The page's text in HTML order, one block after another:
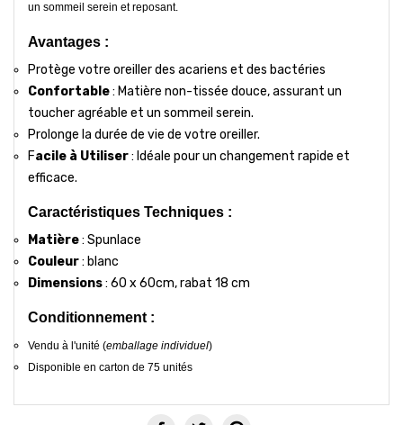
un sommeil serein et reposant.
Avantages :
Protège votre oreiller des acariens et des bactéries
Confortable: Matière non-tissée douce, assurant un
toucher agréable et un sommeil serein.
Prolonge la durée de vie de votre oreiller.
Facile à Utiliser: Idéale pour un changement rapide et
efficace.
Caractéristiques Techniques :
Matière: Spunlace
Couleur: blanc
Dimensions: 60 x 60cm, rabat 18 cm
Conditionnement :
Vendu à l'unité (emballage individuel)
Disponible en carton de 75 unités